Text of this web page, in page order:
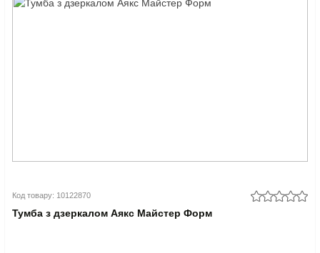
Код товару: 10122870
Тумба з дзеркалом Аякс Майстер Форм